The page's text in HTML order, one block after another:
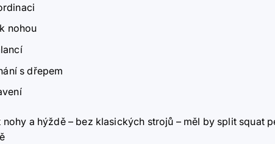
nohou
s dřepem
a hýždě – bez klasických strojů – měl by split squat